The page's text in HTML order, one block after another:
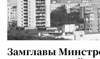
Замглавы